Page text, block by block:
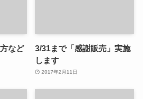
など
3/31まで「感謝販売」実施
します
2017年2月11日